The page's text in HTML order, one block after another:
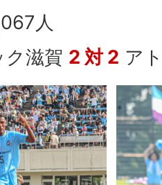
人
ク滋賀 2 対 2 ア